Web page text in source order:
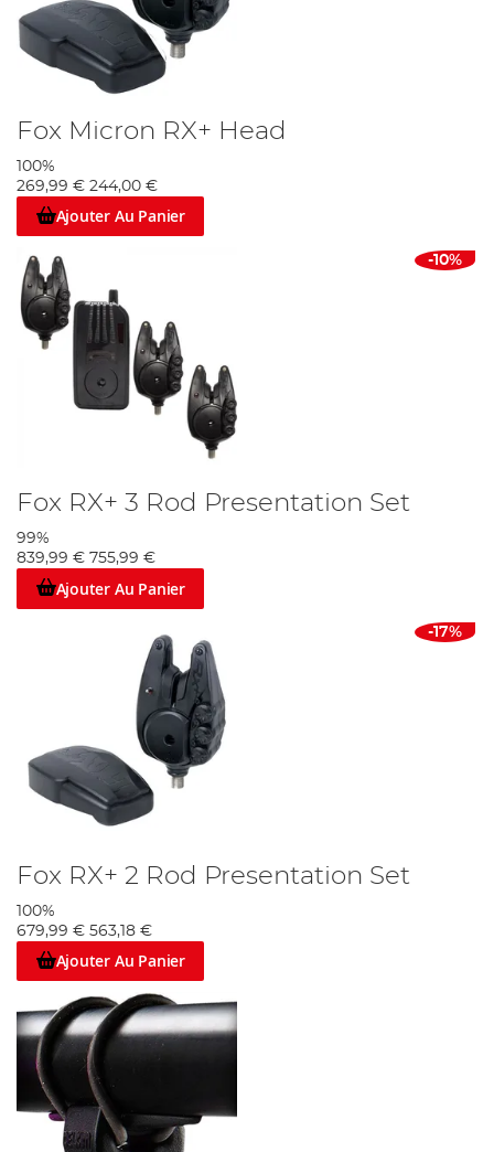
Fox Micron RX+ Head
100%
269,99 € 244,00 €
Ajouter Au Panier
-10%
Fox RX+ 3 Rod Presentation Set
99%
839,99 € 755,99 €
Ajouter Au Panier
-17%
Fox RX+ 2 Rod Presentation Set
100%
679,99 € 563,18 €
Ajouter Au Panier